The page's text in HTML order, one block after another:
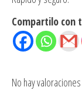
Compartilo con
No hay